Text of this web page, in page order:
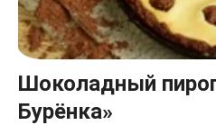
Шоколадный
Бурёнка»